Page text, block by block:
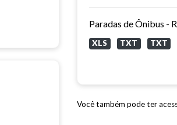
Paradas de Ônibus -
XLS TXT TXT
Você também pode ter